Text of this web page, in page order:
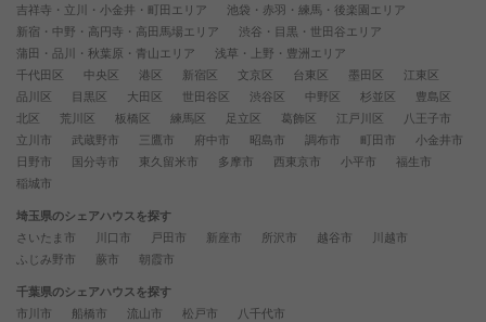
吉祥寺・立川・小金井・町田エリア
池袋・赤羽・練馬・後楽園エリア
新宿・中野・高円寺・高田馬場エリア
渋谷・目黒・世田谷エリア
蒲田・品川・秋葉原・青山エリア
浅草・上野・豊洲エリア
千代田区
中央区 港区 新宿区 文京区 台東区 墨田区
江東区
品川区
目黒区 大田区 世田谷区 渋谷区 中野区 杉並区
豊島区
北区
荒川区 板橋区 練馬区 足立区 葛飾区 江戸川区
八王子市
立川市
武蔵野市 三鷹市 府中市 昭島市 調布市 町田市
小金井市
日野市
国分寺市 東久留米市 多摩市 西東京市 小平市
福生市
稲城市
埼玉県のシェアハウスを探す
さいたま市
川口市 戸田市 新座市 所沢市 越谷市
川越市
ふじみ野市
蕨市 朝霞市
千葉県のシェアハウスを探す
市川市
船橋市 流山市 松戸市 八千代市